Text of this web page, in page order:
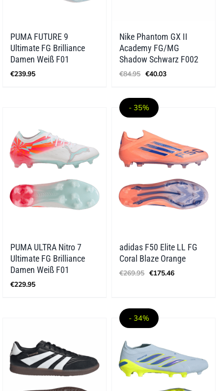
PUMA FUTURE 9
Ultimate FG Brilliance
Damen Weiß F01
€239.95
Nike Phantom GX II
Academy FG/MG
Shadow Schwarz F002
€84.95 Ursprünglicher
€84.95
€40.03Aktueller
PUMA ULTRA Nitro 7
Ultimate FG Brilliance
Damen Weiß F01
€229.95
- 35%
adidas F50 Elite LL FG
Coral Blaze Orange
€269.95 Ursprünglicher
Preis
€175.46Aktueller
- 34%